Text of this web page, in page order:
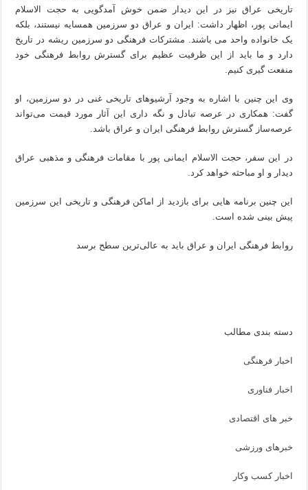
تاریخی عراق نیز در این دیدار ضمن خوش آمدگویی به حجت الاسلام
ایمانی پور، اظهار داشت: ایران و عراق دو سرزمین همسایه نیستند، بلکه
یک خانواده واحد می باشند. مشترکات فرهنگی دو سرزمین ریشه در تاریخ
دارد و ما باید از این ظرفیت عظیم برای گسترش روابط فرهنگی خود
منفعت گیری کنیم.
وی این چنین با اشاره به وجود آرشیوهای تاریخی غنی در دو سرزمین، او
گفت: همکاری در عرصه تبادل و نگه داری این آثار مورد قیمت می‌تواند
عرصه‌ساز گسترش روابط فرهنگی ایران و عراق باشد.
در این سفر، حجت الاسلام ایمانی پور با مقامات فرهنگی و مذهبی عراق
دیدار و او مباحثه خواهد کرد.
این چنین برنامه هایی برای بازدید از اماکن فرهنگی و تاریخی این سرزمین
پیش بینی شده است.
روابط فرهنگی ایران و عراق باید به عالی‌ترین سطح برسد
دسته بندی مطالب
اخبار فرهنگی
اخبار فناوری
خبر های اقتصادی
خبرهای ورزشی
اخبار کسب وکار